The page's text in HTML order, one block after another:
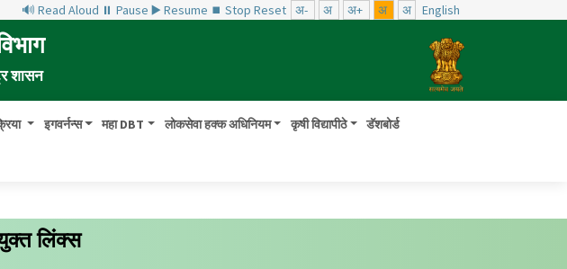
🔊 Read Aloud ⏸ Pause ▶️ Resume ⏹ Stop Reset अ- अ अ+ अ अ English
शासन
इगवर्नन्स महा DBT लोकसेवा हक्क अधिनियम कृषी विद्यापीठे डॅशबोर्ड
लिंक्स